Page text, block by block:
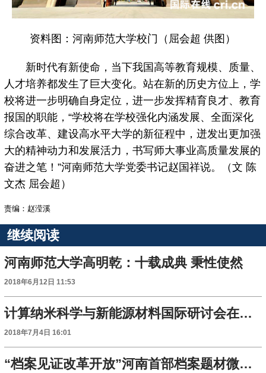
资料图：河南师范大学校门（屈会超 供图）
新时代有新使命，当下我国高等教育规模、质量、
人才培养都发生了巨大变化。站在新的历史方位上，学
校将进一步明确自身定位，进一步发挥精育良才、教育
报国的职能，“学校将在学校强化内涵发展、全面深化
综合改革、建设高水平大学的新征程中，迸发出更加强
大的精神动力和发展活力，书写师大事业高质量发展的
奋进之笔！”河南师范大学党委书记赵国祥说。（文 陈
文杰 屈会超）
责编：赵滢溪
继续阅读
河南师范大学高明乾：十载成典 秉性使然
2018年6月12日 11:53
计算纳米科学与新能源材料国际研讨会在河师大召开
2018年7月4日 16:01
“档案见证改革开放”河南首部档案题材微电影首映